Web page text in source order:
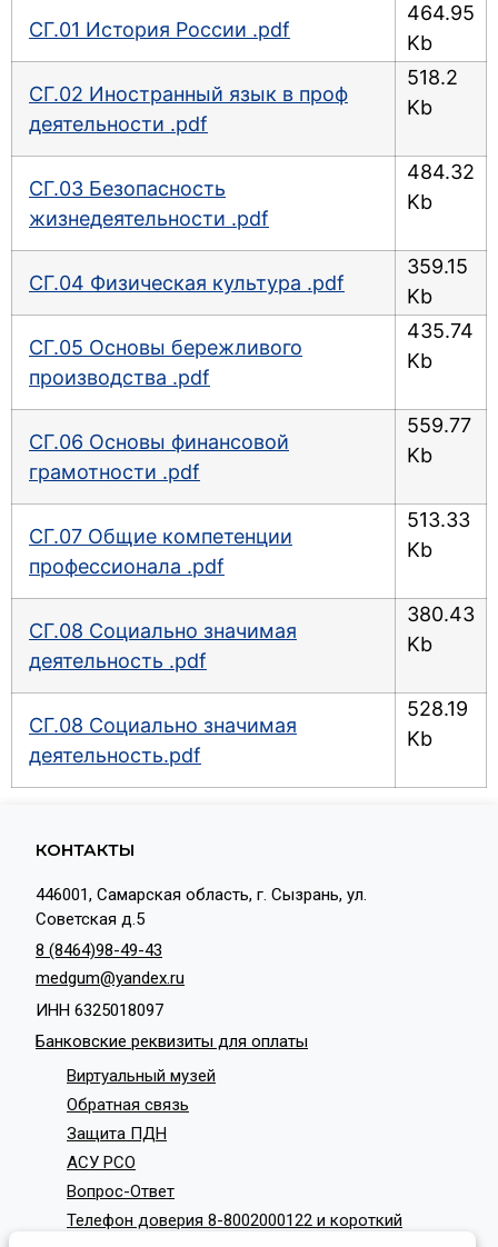
СГ.01 История России .pdf
464.95
Kb
СГ.02 Иностранный язык в проф
деятельности .pdf
518.2
Kb
СГ.03 Безопасность
жизнедеятельности .pdf
484.32
Kb
СГ.04 Физическая культура .pdf
359.15
Kb
СГ.05 Основы бережливого
производства .pdf
435.74
Kb
СГ.06 Основы финансовой
грамотности .pdf
559.77
Kb
СГ.07 Общие компетенции
профессионала .pdf
513.33
Kb
СГ.08 Социально значимая
деятельность .pdf
380.43
Kb
СГ.08 Социально значимая
деятельность.pdf
528.19
Kb
КОНТАКТЫ
446001, Самарская область, г. Сызрань, ул.
Советская д.5
8 (8464)98-49-43
medgum@yandex.ru
ИНН 6325018097
Банковские реквизиты для оплаты
Виртуальный музей
Обратная связь
Защита ПДН
АСУ РСО
Вопрос-Ответ
Телефон доверия 8-8002000122 и короткий